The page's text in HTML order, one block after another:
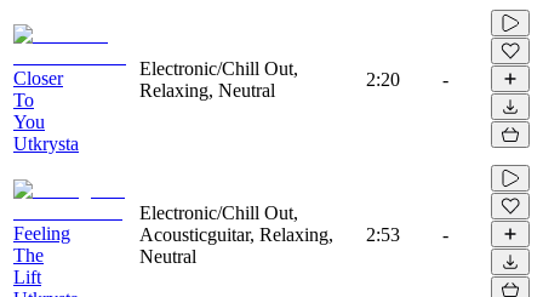
Closer
To
You
Utkrysta
Electronic/Chill Out,
Relaxing, Neutral
2:20 -
Feeling
The
Lift
Electronic/Chill Out,
Acousticguitar, Relaxing,
Neutral
2:53 -